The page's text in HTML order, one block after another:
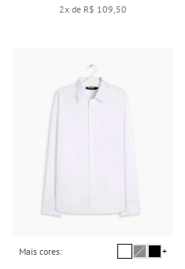
2x de R$ 109,50
Mais cores: +